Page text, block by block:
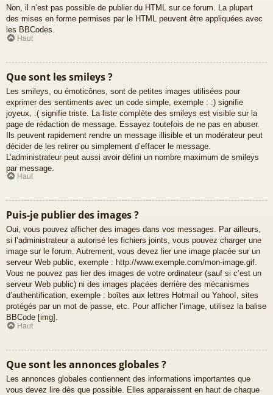
Non, il n’est pas possible de publier du HTML sur ce forum. La plupart
des mises en forme permises par le HTML peuvent être appliquées avec
les BBCodes.
Haut
Que sont les smileys ?
Les smileys, ou émoticônes, sont de petites images utilisées pour
exprimer des sentiments avec un code simple, exemple : :) signifie
joyeux, :( signifie triste. La liste complète des smileys est visible sur la
page de rédaction de message. Essayez toutefois de ne pas en abuser.
Ils peuvent rapidement rendre un message illisible et un modérateur peut
décider de les retirer ou simplement d’effacer le message.
L’administrateur peut aussi avoir défini un nombre maximum de smileys
par message.
Haut
Puis-je publier des images ?
Oui, vous pouvez afficher des images dans vos messages. Par ailleurs,
si l’administrateur a autorisé les fichiers joints, vous pouvez charger une
image sur le forum. Autrement, vous devez lier une image placée sur un
serveur Web public, exemple : http://www.exemple.com/mon-image.gif.
Vous ne pouvez pas lier des images de votre ordinateur (sauf si c’est un
serveur Web public) ni des images placées derrière des mécanismes
d’authentification, exemple : boîtes aux lettres Hotmail ou Yahoo!, sites
protégés par un mot de passe, etc. Pour afficher l’image, utilisez la balise
BBCode [img].
Haut
Que sont les annonces globales ?
Les annonces globales contiennent des informations importantes que
vous devez lire dès que possible. Elles apparaissent en haut de chaque